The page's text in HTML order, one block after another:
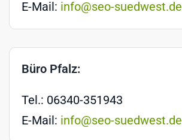
E-Mail: info@seo-suedwest.de
Büro Pfalz:
Tel.: 06340-351943
E-Mail: info@seo-suedwest.de